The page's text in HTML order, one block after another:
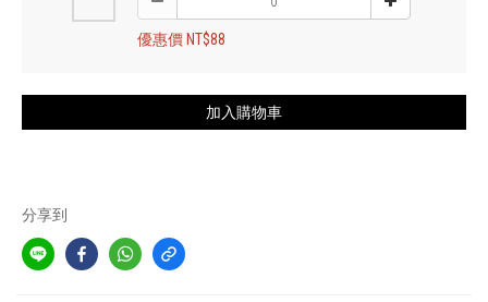
優惠價 NT$88
加入購物車
分享到